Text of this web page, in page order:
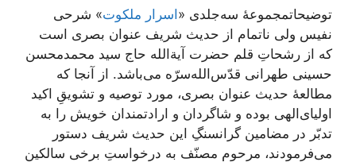
توضیحاتمجموعۀ سه‌جلدی «اسرار ملکوت» شرحی
نفیس ولی ناتمام از حدیث شریف عنوان بصری است
که از رشحاتِ قلم حضرت آیة‌الله حاج سید محمدمحسن
حسینی طهرانی قدّس‌الله‌سرّه می‌باشد. از آنجا که
مطالعۀ حدیث عنوان بصری، مورد توصیه و تشویقِ اکید
اولیای‌الهی بوده و شاگردان و ارادتمندان خویش را به
تدبّر در مضامین گرانسنگِ این حدیث شریف دستور
می‌فرمودند، مرحوم مصنّف به درخواستِ برخی سالکین